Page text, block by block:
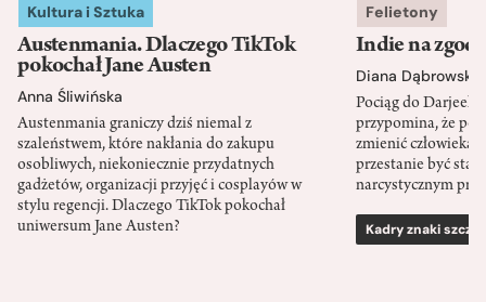
Kultura i Sztuka
Austenmania. Dlaczego TikTok
pokochał Jane Austen
Anna Śliwińska
Austenmania graniczy dziś niemal z
szaleństwem, które nakłania do zakupu
osobliwych, niekoniecznie przydatnych
gadżetów, organizacji przyjęć i cosplayów w
stylu regencji. Dlaczego TikTok pokochał
uniwersum Jane Austen?
Felietony
Indie na
Diana Dąbrowska
Pociąg do
przypomina, że
zmienić człowieka
przestanie być
narcystycznym
Kadry znaki